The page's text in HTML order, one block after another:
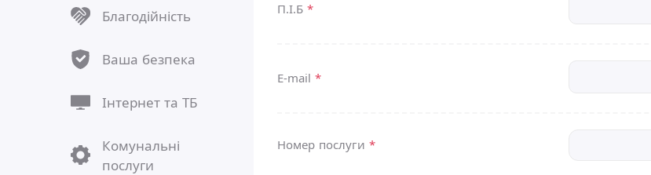
Благодійність
Ваша безпека
Інтернет та ТБ
Комунальні
послуги
П.І.Б *
E-mail *
Номер послуги *